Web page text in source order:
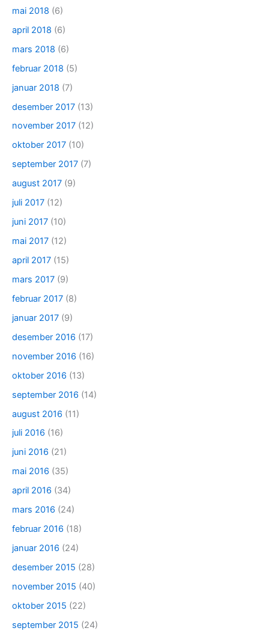
mai 2018 (6)
april 2018 (6)
mars 2018 (6)
februar 2018 (5)
januar 2018 (7)
desember 2017 (13)
november 2017 (12)
oktober 2017 (10)
september 2017 (7)
august 2017 (9)
juli 2017 (12)
juni 2017 (10)
mai 2017 (12)
april 2017 (15)
mars 2017 (9)
februar 2017 (8)
januar 2017 (9)
desember 2016 (17)
november 2016 (16)
oktober 2016 (13)
september 2016 (14)
august 2016 (11)
juli 2016 (16)
juni 2016 (21)
mai 2016 (35)
april 2016 (34)
mars 2016 (24)
februar 2016 (18)
januar 2016 (24)
desember 2015 (28)
november 2015 (40)
oktober 2015 (22)
september 2015 (24)